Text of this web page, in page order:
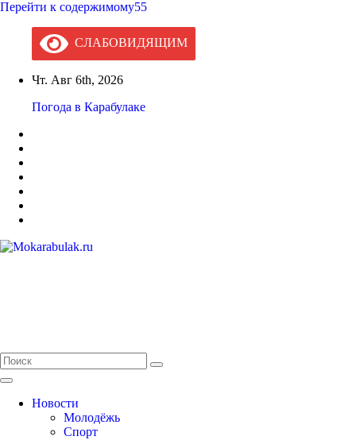
Перейти к содержимому55
СЛАБОВИДЯЩИМ
Чт. Авг 6th, 2026
Погода в Карабулаке
Новости
Молодёжь
Спорт